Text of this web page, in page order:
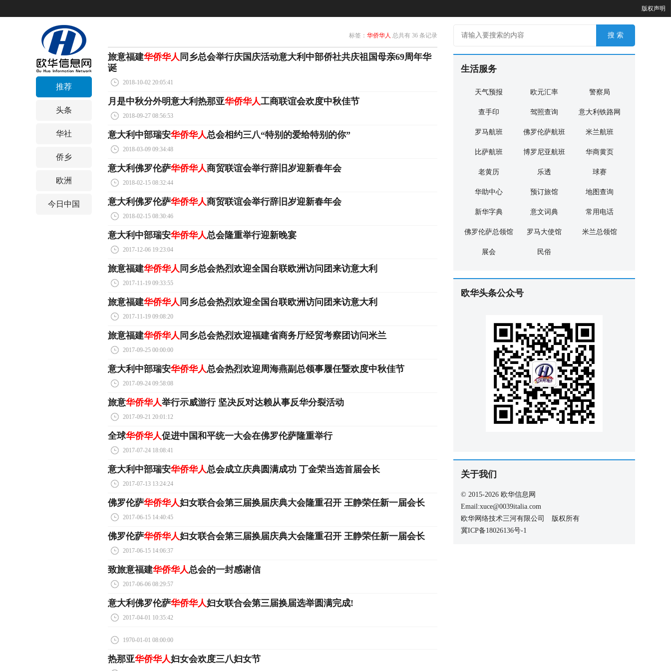
版权声明
生活服务
天气预报 欧元汇率 警察局
查手印 驾照查询 意大利铁路网
罗马航班 佛罗伦萨航班 米兰航班
比萨航班 博罗尼亚航班 华商黄页
老黄历 乐透 球赛
华助中心 预订旅馆 地图查询
新华字典 意文词典 常用电话
佛罗伦萨总领馆 罗马大使馆 米兰总领馆
展会 民俗
欧华头条公众号
关于我们
© 2015-2026 欧华信息网
Email:xuce@0039italia.com
欧华网络技术三河有限公司 版权所有
冀ICP备18026136号-1
推荐
头条
华社
侨乡
欧洲
今日中国
标签： 华侨华人 总共有 36 条记录
旅意福建华侨华人 同乡总会举行庆国庆活动意大利中部侨社共庆祖国母亲69周年华
诞
2018-10-02 20:05:41
月是中秋分外明意大利热那亚华侨华人工商联谊会欢度中秋佳节
2018-09-27 08:56:53
意大利中部瑞安华侨华人总会相约三八“特别的爱给特别的你”
2018-03-09 09:34:48
意大利佛罗伦萨华侨华人商贸联谊会举行辞旧岁迎新春年会
2018-02-15 08:32:44
意大利佛罗伦萨华侨华人商贸联谊会举行辞旧岁迎新春年会
2018-02-15 08:30:46
意大利中部瑞安华侨华人总会隆重举行迎新晚宴
2017-12-06 19:23:04
旅意福建华侨华人 同乡总会热烈欢迎全国台联欧洲访问团来访意大利
2017-11-19 09:33:55
旅意福建华侨华人 同乡总会热烈欢迎全国台联欧洲访问团来访意大利
2017-11-19 09:08:20
旅意福建华侨华人 同乡总会热烈欢迎福建省商务厅经贸考察团访问米兰
2017-09-25 00:00:00
意大利中部瑞安华侨华人总会热烈欢迎周海燕副总领事履任暨欢度中秋佳节
2017-09-24 09:58:08
旅意华侨华人举行示威游行 坚决反对达赖从事反华分裂活动
2017-09-21 20:01:12
全球华侨华人促进中国和平统一大会在佛罗伦萨隆重举行
2017-07-24 18:08:41
意大利中部瑞安华侨华人总会成立庆典圆满成功 丁金荣当选首届会长
2017-07-13 13:24:24
佛罗伦萨华侨华人妇女联合会第三届换届庆典大会隆重召开 王静荣任新一届会长
2017-06-15 14:40:45
佛罗伦萨华侨华人妇女联合会第三届换届庆典大会隆重召开 王静荣任新一届会长
2017-06-15 14:06:37
致旅意福建华侨华人总会的一封感谢信
2017-06-06 08:29:57
意大利佛罗伦萨华侨华人妇女联合会第三届换届选举圆满完成!
2017-04-01 10:35:42
1970-01-01 08:00:00
热那亚华侨华人妇女会欢度三八妇女节